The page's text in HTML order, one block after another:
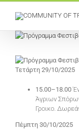
Skip
View
Image
Τετάρτη 29/10/2025
15.00–18.00
Άγριων
Γροικο.
Πέμπτη 30/10/2025